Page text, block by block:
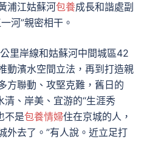
浦江姑蘇河包養成長和諧處副
河”親密相干。
里岸線和姑蘇河中間城區42
動濱水空間立法，再到打造親
方聯動、攻堅克難，舊日的
清、岸美、宜游的“生涯秀
不是包養情婦住在京城的人，
外去了。”有人說。近立足打